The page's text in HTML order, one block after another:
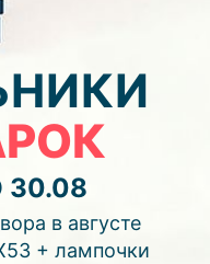
потолка
(смотреть видео)
в августе
+ лампочки